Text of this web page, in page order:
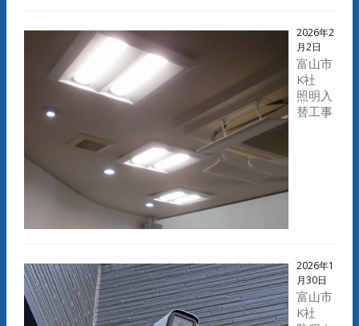
2026年2
月2日
富山市
K社
照明入
替工事
2026年1
月30日
富山市
K社